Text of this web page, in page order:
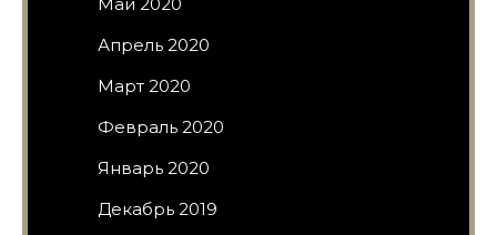
Апрель 2020
Март 2020
Февраль 2020
Январь 2020
Декабрь 2019